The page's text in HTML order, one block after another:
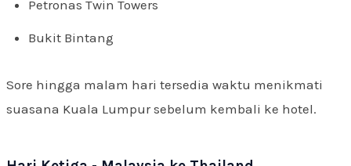
Petronas Twin Towers
Bukit Bintang
Sore hingga malam hari tersedia waktu menikmati
suasana Kuala Lumpur sebelum kembali ke hotel.